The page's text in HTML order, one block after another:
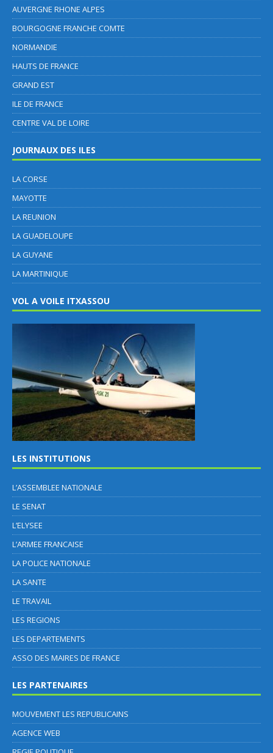
AUVERGNE RHONE ALPES
BOURGOGNE FRANCHE COMTE
NORMANDIE
HAUTS DE FRANCE
GRAND EST
ILE DE FRANCE
CENTRE VAL DE LOIRE
JOURNAUX DES ILES
LA CORSE
MAYOTTE
LA REUNION
LA GUADELOUPE
LA GUYANE
LA MARTINIQUE
VOL A VOILE ITXASSOU
LES INSTITUTIONS
L’ASSEMBLEE NATIONALE
LE SENAT
L’ELYSEE
L’ARMEE FRANCAISE
LA POLICE NATIONALE
LA SANTE
LE TRAVAIL
LES REGIONS
LES DEPARTEMENTS
ASSO DES MAIRES DE FRANCE
LES PARTENAIRES
MOUVEMENT LES REPUBLICAINS
AGENCE WEB